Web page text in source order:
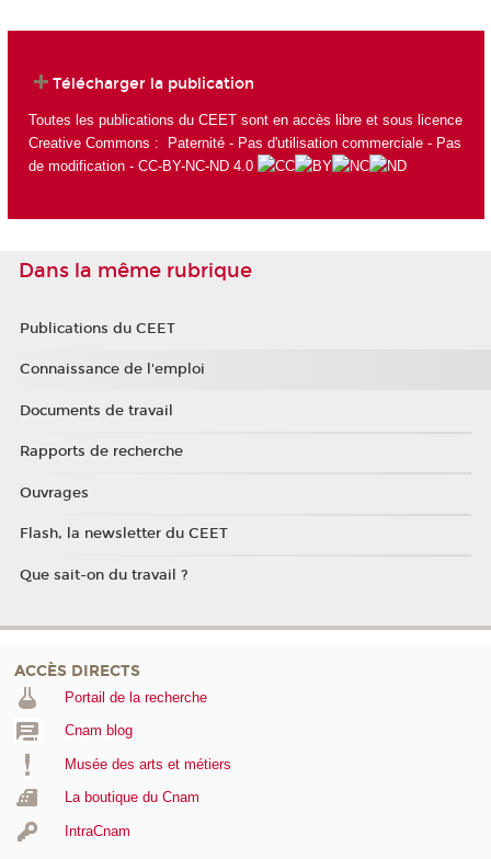
Télécharger la publication
Toutes les publications du CEET sont en accès libre et sous licence
Creative Commons : Paternité - Pas d'utilisation commerciale - Pas
de modification - CC-BY-NC-ND 4.0
Dans la même rubrique
Publications du CEET
Connaissance de l'emploi
Documents de travail
Rapports de recherche
Ouvrages
Flash, la newsletter du CEET
Que sait-on du travail ?
ACCÈS DIRECTS
Portail de la recherche
Cnam blog
Musée des arts et métiers
La boutique du Cnam
IntraCnam